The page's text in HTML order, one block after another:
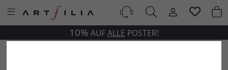
10% AUFALLE POSTER!